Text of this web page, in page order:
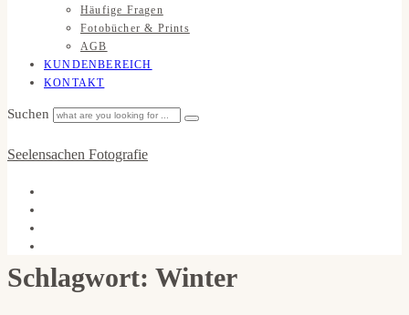
Häufige Fragen
Fotobücher & Prints
AGB
KUNDENBEREICH
KONTAKT
Suchen
Seelensachen Fotografie
Schlagwort: Winter